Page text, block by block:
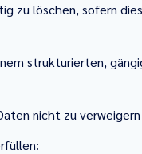
löschen, sofern
strukturierten,
nicht zu